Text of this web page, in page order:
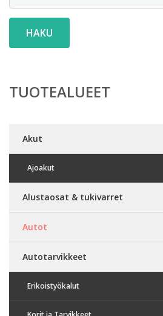
HAKU
TUOTEALUEET
Akut
Ajoakut
Alustaosat & tukivarret
Autot
Autotarvikkeet
Erikoistyökalut